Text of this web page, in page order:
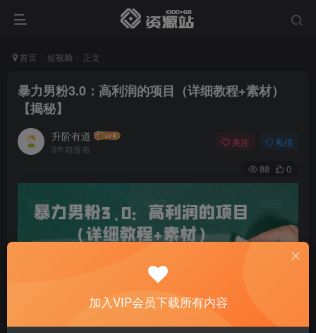
首页 短视频 正文
暴力男粉3.0：高利润的项目（详细教程+素材）
【揭秘】
升阶有道
3年前发布
关注 私信
88 0
课程内容：
加入VIP会员下载所有内容